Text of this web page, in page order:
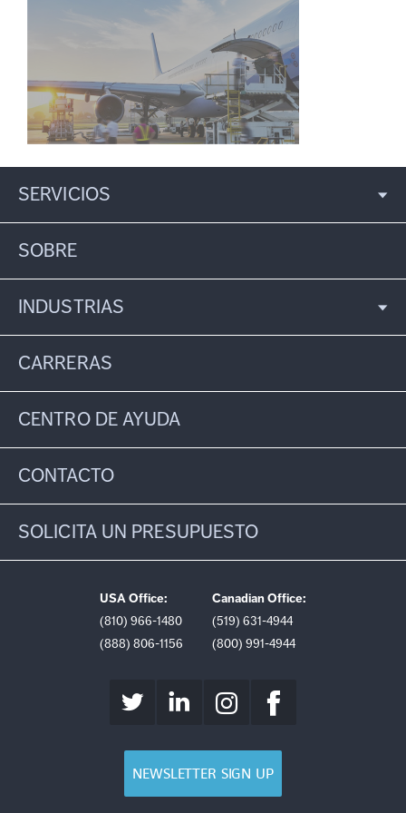
SERVICIOS
SOBRE
INDUSTRIAS
CARRERAS
CENTRO DE AYUDA
CONTACTO
SOLICITA UN PRESUPUESTO
USA Office:
(810) 966-1480
(888) 806-1156
Canadian Office:
(519) 631-4944
(800) 991-4944
NEWSLETTER SIGN UP